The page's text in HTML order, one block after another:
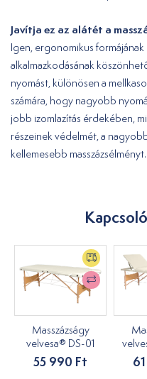
Javítja ez az alátét a
Igen, ergonomikus formájának
alkalmazkodásának
nyomást, különösen a
számára, hogy nagyobb
jobb izomlazítás érdekében,
részeinek védelmét, a
kellemesebb masszázsélményt.
Masszázságy
velvesa® DS-01
55 990 Ft